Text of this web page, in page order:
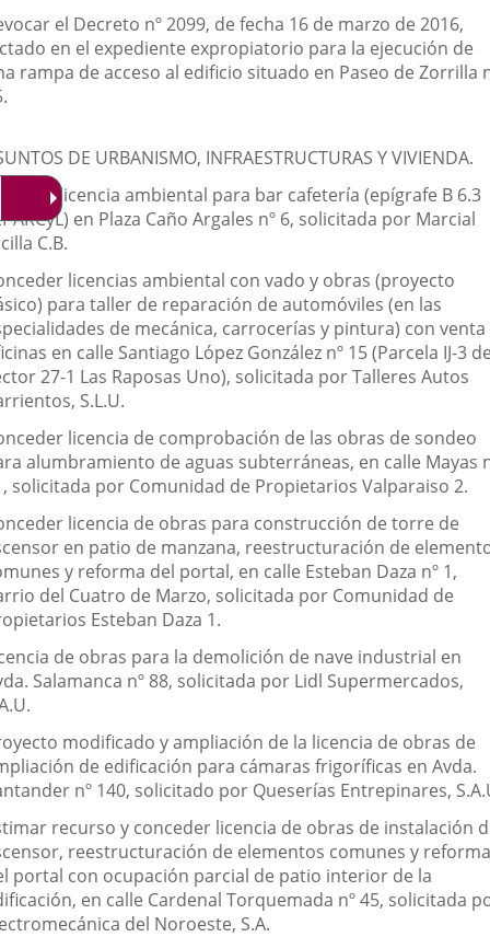
el Decreto nº 2099, de fecha 16 de marzo de 2016,
en el expediente expropiatorio para la ejecución de
rampa de acceso al edificio situado en Paseo de Zorrilla
DE URBANISMO, INFRAESTRUCTURAS Y VIVIENDA.
licencia ambiental para bar cafetería (epígrafe B 6.3
en Plaza Caño Argales nº 6, solicitada por Marcial
C.B.
licencias ambiental con vado y obras (proyecto
para taller de reparación de automóviles (en las
de mecánica, carrocerías y pintura) con venta
en calle Santiago López González nº 15 (Parcela IJ-3
27-1 Las Raposas Uno), solicitada por Talleres Autos
S.L.U.
licencia de comprobación de las obras de sondeo
alumbramiento de aguas subterráneas, en calle Mayas
solicitada por Comunidad de Propietarios Valparaiso 2.
licencia de obras para construcción de torre de
en patio de manzana, reestructuración de
y reforma del portal, en calle Esteban Daza nº 1,
del Cuatro de Marzo, solicitada por Comunidad de
Esteban Daza 1.
de obras para la demolición de nave industrial en
Salamanca nº 88, solicitada por Lidl Supermercados,
modificado y ampliación de la licencia de obras de
de edificación para cámaras frigoríficas en Avda.
nº 140, solicitado por Queserías Entrepinares,
recurso y conceder licencia de obras de instalación
reestructuración de elementos comunes y reforma
portal con ocupación parcial de patio interior de la
en calle Cardenal Torquemada nº 45, solicitada
del Noroeste, S.A.